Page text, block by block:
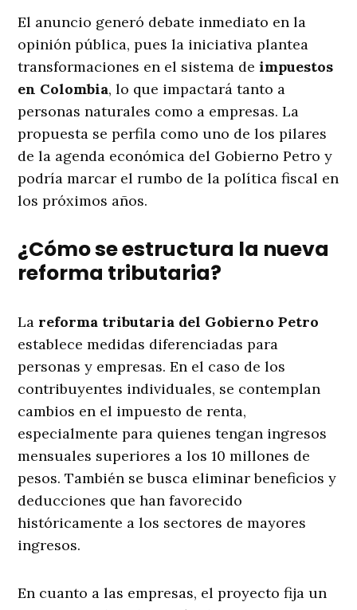
El anuncio generó debate inmediato en la
opinión pública, pues la iniciativa plantea
transformaciones en el sistema deimpuestos
en Colombia, lo que impactará tanto a
personas naturales como a empresas. La
propuesta se perfila como uno de los pilares
de la agenda económica del Gobierno Petro y
podría marcar el rumbo de la política fiscal en
los próximos años.
¿Cómo se estructura la nueva
reforma tributaria?
La reforma tributaria del Gobierno Petro
establece medidas diferenciadas para
personas y empresas. En el caso de los
contribuyentes individuales, se contemplan
cambios en el impuesto de renta,
especialmente para quienes tengan ingresos
mensuales superiores a los 10 millones de
pesos. También se busca eliminar beneficios y
deducciones que han favorecido
históricamente a los sectores de mayores
ingresos.
En cuanto a las empresas, el proyecto fija un